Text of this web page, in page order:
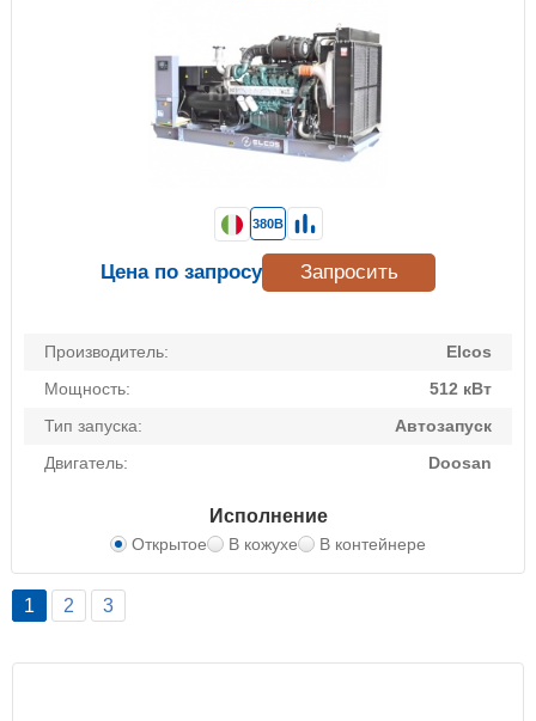
Производитель:
Elcos
Мощность:
512 кВт
Тип запуска:
Автозапуск
Двигатель:
Doosan
Исполнение
Открытое В кожухе В контейнере
380В
Цена по запросу Запросить
1 2 3